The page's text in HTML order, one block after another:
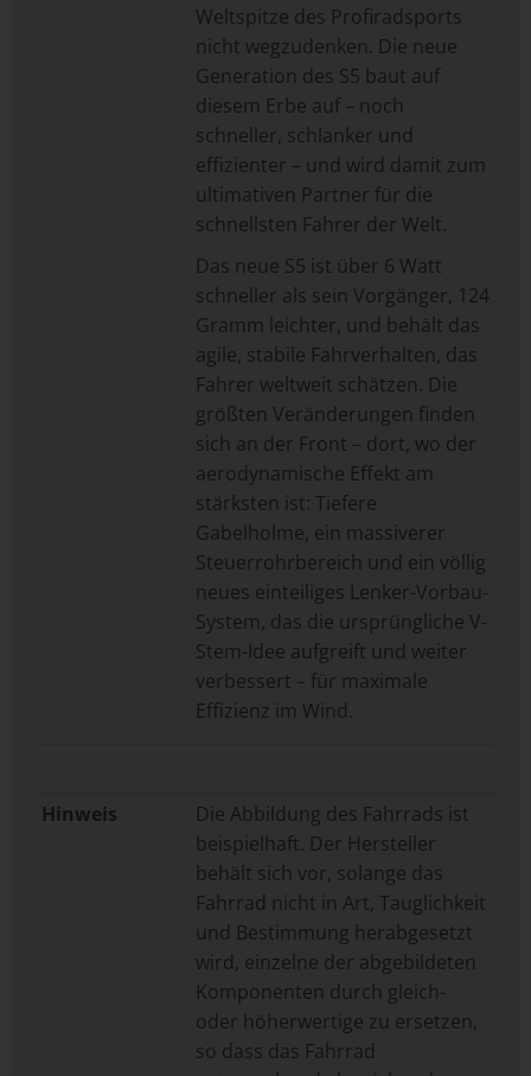
Weltspitze des Profiradsports
nicht wegzudenken. Die neue
Generation des S5 baut auf
diesem Erbe auf – noch
schneller, schlanker und
effizienter – und wird damit zum
ultimativen Partner für die
schnellsten Fahrer der Welt.
Das neue S5 ist über 6 Watt
schneller als sein Vorgänger, 124
Gramm leichter, und behält das
agile, stabile Fahrverhalten, das
Fahrer weltweit schätzen. Die
größten Veränderungen finden
sich an der Front – dort, wo der
aerodynamische Effekt am
stärksten ist: Tiefere
Gabelholme, ein massiverer
Steuerrohrbereich und ein völlig
neues einteiliges Lenker-Vorbau-
System, das die ursprüngliche V-
Stem-Idee aufgreift und weiter
verbessert – für maximale
Effizienz im Wind.
Hinweis
Die Abbildung des Fahrrads ist
beispielhaft. Der Hersteller
behält sich vor, solange das
Fahrrad nicht in Art, Tauglichkeit
und Bestimmung herabgesetzt
wird, einzelne der abgebildeten
Komponenten durch gleich-
oder höherwertige zu ersetzen,
so dass das Fahrrad